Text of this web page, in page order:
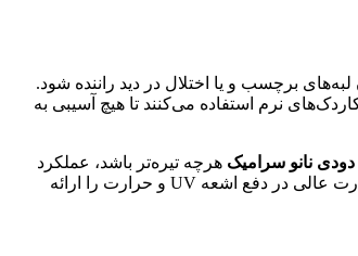
برچسب و یا اختلال در دید راننده شود.
نرم استفاده می‌کنند تا هیچ آسیبی به
نانو سرامیک هرچه تیره‌تر باشد، عملکرد
بهتری در دفع حرارت دارد، در حالی که این تصور کاملاً غلط است. بسیاری از مدل‌های نانو سرامیک شفاف یا روشن وجود دارند که با وجود تیرگی کم، همان قدرت عالی در دفع اشعه UV و حرارت را ارائه